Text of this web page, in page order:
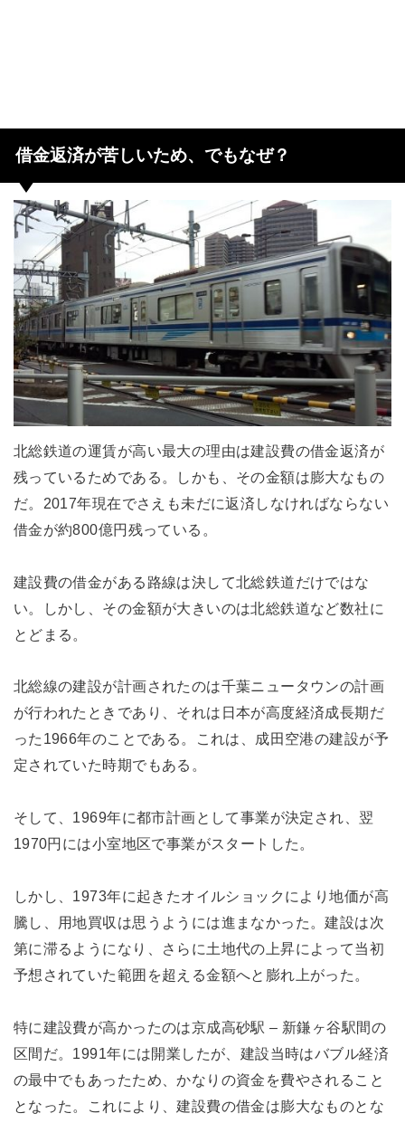
借金返済が苦しいため、でもなぜ？
北総鉄道の運賃が高い最大の理由は建設費の借金返済が
残っているためである。しかも、その金額は膨大なもの
だ。2017年現在でさえも未だに返済しなければならない
借金が約800億円残っている。
建設費の借金がある路線は決して北総鉄道だけではな
い。しかし、その金額が大きいのは北総鉄道など数社に
とどまる。
北総線の建設が計画されたのは千葉ニュータウンの計画
が行われたときであり、それは日本が高度経済成長期だ
った1966年のことである。これは、成田空港の建設が予
定されていた時期でもある。
そして、1969年に都市計画として事業が決定され、翌
1970円には小室地区で事業がスタートした。
しかし、1973年に起きたオイルショックにより地価が高
騰し、用地買収は思うようには進まなかった。建設は次
第に滞るようになり、さらに土地代の上昇によって当初
予想されていた範囲を超える金額へと膨れ上がった。
特に建設費が高かったのは京成高砂駅 – 新鎌ヶ谷駅間の
区間だ。1991年には開業したが、建設当時はバブル経済
の最中でもあったため、かなりの資金を費やされること
となった。これにより、建設費の借金は膨大なものとな